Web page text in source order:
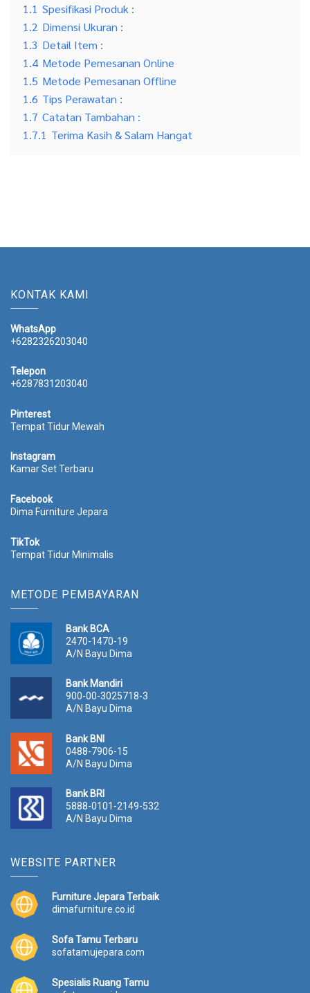
1.1 Spesifikasi Produk :
1.2 Dimensi Ukuran :
1.3 Detail Item :
1.4 Metode Pemesanan Online
1.5 Metode Pemesanan Offline
1.6 Tips Perawatan :
1.7 Catatan Tambahan :
1.7.1 Terima Kasih & Salam Hangat
KONTAK KAMI
WhatsApp
+6282326203040
Telepon
+6287831203040
Pinterest
Tempat Tidur Mewah
Instagram
Kamar Set Terbaru
Facebook
Dima Furniture Jepara
TikTok
Tempat Tidur Minimalis
METODE PEMBAYARAN
Bank BCA
2470-1470-19
A/N Bayu Dima
Bank Mandiri
900-00-3025718-3
A/N Bayu Dima
Bank BNI
0488-7906-15
A/N Bayu Dima
Bank BRI
5888-0101-2149-532
A/N Bayu Dima
WEBSITE PARTNER
Furniture Jepara Terbaik
dimafurniture.co.id
Sofa Tamu Terbaru
sofatamujepara.com
Spesialis Ruang Tamu